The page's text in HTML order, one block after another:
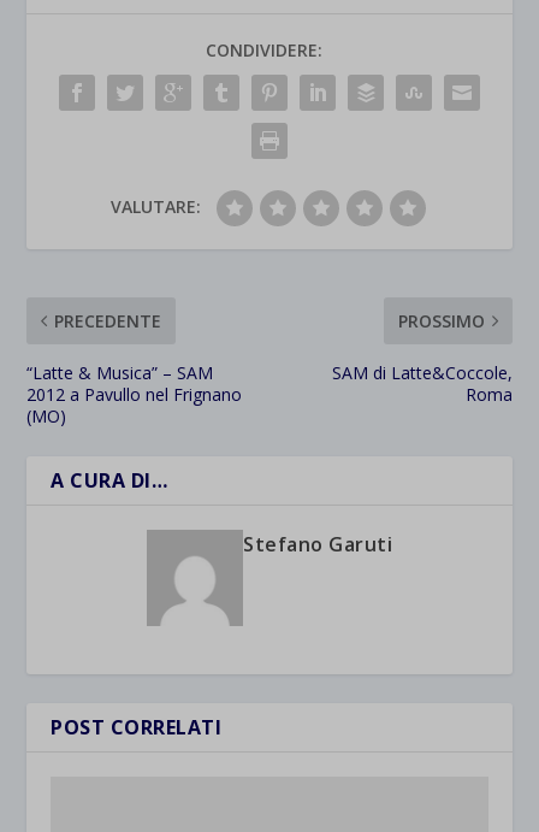
CONDIVIDERE:
VALUTARE:
PRECEDENTE
“Latte & Musica” – SAM
2012 a Pavullo nel Frignano
(MO)
PROSSIMO
SAM di Latte&Coccole,
Roma
A CURA DI…
Stefano Garuti
POST CORRELATI